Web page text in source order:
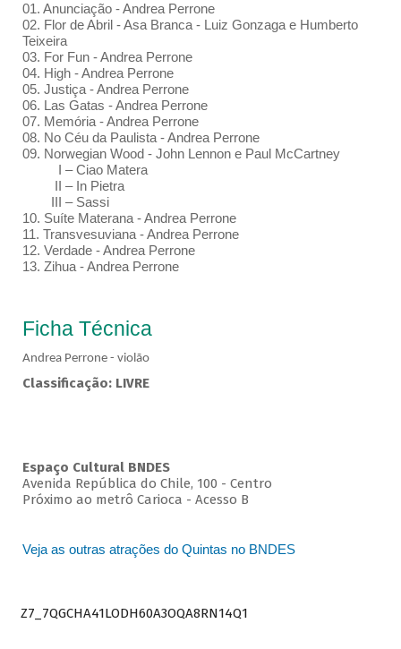
01.⁠ ⁠Anunciação - Andrea Perrone
02.⁠ ⁠Flor de Abril - Asa Branca - Luiz Gonzaga e Humberto
Teixeira
03.⁠ ⁠For Fun - Andrea Perrone
04.⁠ High - Andrea Perrone
05.⁠ ⁠Justiça - Andrea Perrone
06.⁠ Las Gatas - Andrea Perrone
07.⁠ ⁠Memória - Andrea Perrone
08.⁠ ⁠No Céu da Paulista - Andrea Perrone
09.⁠ Norwegian Wood - John Lennon e Paul McCartney
I – Ciao Matera
II – In Pietra
III – Sassi
10.⁠ ⁠Suíte Materana - Andrea Perrone
11.⁠ ⁠Transvesuviana - Andrea Perrone
12.⁠ ⁠Verdade - Andrea Perrone
13. Zihua - Andrea Perrone
Ficha Técnica
Andrea Perrone - violão
Classificação: LIVRE
Espaço Cultural BNDES
Avenida República do Chile, 100 - Centro
Próximo ao metrô Carioca - Acesso B
Veja as outras atrações do Quintas no BNDES
Z7_7QGCHA41LODH60A3OQA8RN14Q1